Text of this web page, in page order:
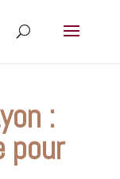
:
pour